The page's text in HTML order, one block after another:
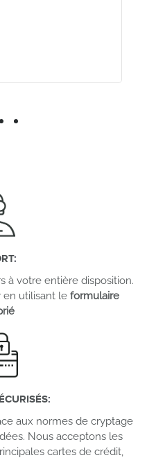
:
à votre entière disposition.
en utilisant le formulaire
:
aux normes de cryptage
Nous acceptons les
cartes de crédit,